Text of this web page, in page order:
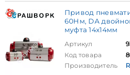
Привод
60Нм, DA
муфта 14х14мм
Артикул
Код товара
Производитель